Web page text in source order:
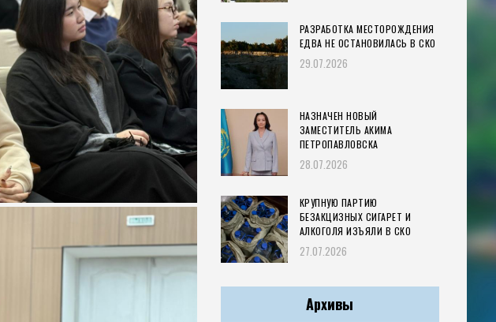
РАЗРАБОТКА МЕСТОРОЖДЕНИЯ
ЕДВА НЕ ОСТАНОВИЛАСЬ В СКО
29.07.2026
НАЗНАЧЕН НОВЫЙ
ЗАМЕСТИТЕЛЬ АКИМА
ПЕТРОПАВЛОВСКА
28.07.2026
КРУПНУЮ ПАРТИЮ
БЕЗАКЦИЗНЫХ СИГАРЕТ И
АЛКОГОЛЯ ИЗЪЯЛИ В СКО
27.07.2026
Архивы